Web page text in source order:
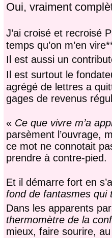
Oui, vraiment
J’ai croisé et recroisé
temps qu’on m’en
Il est aussi un
Il est surtout le
agrégé de lettres a
gages de revenus
« Ce que vivre m’a
parsèment l’ouvrage,
ce mot ne connotait
prendre à contre-pied.
Et il démarre fort en
fond de fantasmes qui
Dans les apparents
thermomètre de la
mieux, faire sourire,